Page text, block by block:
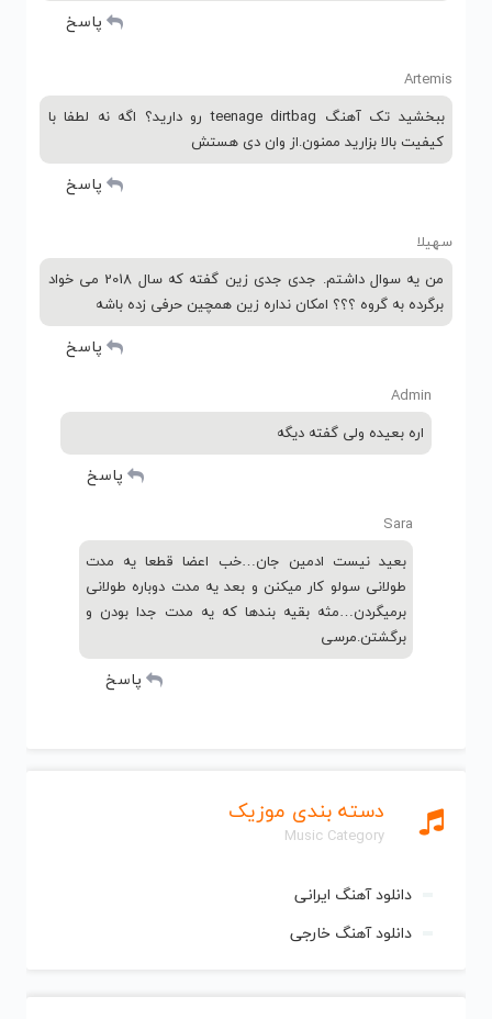
دسته بندی موزیک
Music Category
دانلود آهنگ ایرانی
دانلود آهنگ خارجی
پاسخ
Artemis
ببخشید تک آهنگ teenage dirtbag رو دارید؟ اگه نه لطفا با
کیفیت بالا بزارید ممنون.از وان دی هستش
پاسخ
سهیلا
من یه سوال داشتم. جدی جدی زین گفته که سال 2018 می خواد
برگرده به گروه ؟؟؟ امکان نداره زین همچین حرفی زده باشه
پاسخ
Admin
اره بعیده ولی گفته دیگه
پاسخ
Sara
بعید نیست ادمین جان…خب اعضا قطعا یه مدت
طولانی سولو کار میکنن و بعد یه مدت دوباره طولانی
برمیگردن…مثه بقیه بندها که یه مدت جدا بودن و
برگشتن.مرسی
پاسخ